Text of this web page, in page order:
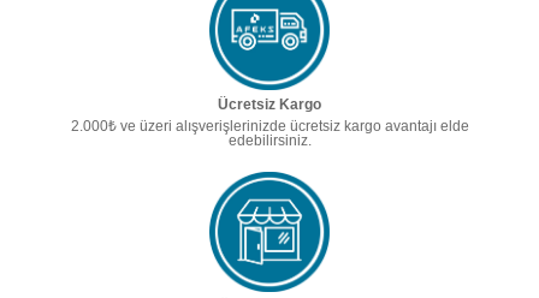
Ücretsiz Kargo
2.000₺ ve üzeri alışverişlerinizde ücretsiz kargo avantajı elde
edebilirsiniz.